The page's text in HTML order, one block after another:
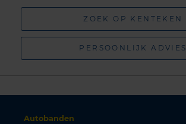
ZOEK OP KENTEKEN
PERSOONLIJK ADVIES
Autobanden